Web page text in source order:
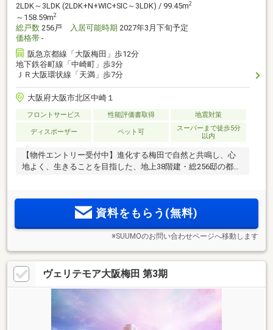
2LDK～3LDK (2LDK+N+WIC+SIC～3LDK) / 99.45m2
～158.59m2
総戸数 256戸 入居可能時期 2027年3月下旬予定
価格帯 -
阪急京都線「大阪梅田」歩12分
地下鉄谷町線「中崎町」歩3分
ＪＲ大阪環状線「天満」歩7分
大阪府大阪市北区中崎１
フロントサービス 性能評価書取得 地震対策
ディスポーザー ペット可
スーパーまで徒歩5分
以内
【物件エントリー受付中】進化する梅田で自然と共鳴し、心
地よく、生きることを目指した、地上38階建・総256邸の都心
資料をもらう(無料)
※SUUMOのお問い合わせページへ移動します
ヴェリテモア大阪梅田 第3期